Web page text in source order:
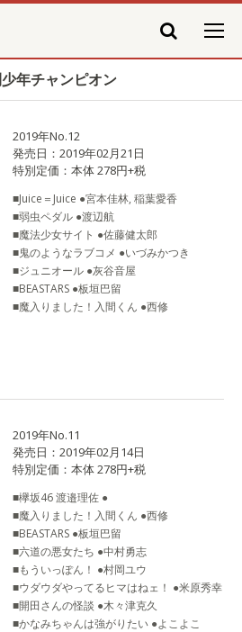
年チャンピオン
2019年No.12
発売日：2019年02月21日
特別定価：本体 278円+税
■Juice＝Juice ●宮本佳林, 稲葉愛香
■弱虫ペダル ●渡辺航
■魔法少女サイト ●佐藤健太郎
■鬼のようなラブコメ ●いづみかつき
■ジュニオール ●灰谷音屋
■BEASTARS ●板垣巴留
■魔入りました！入間くん ●西修
2019年No.11
発売日：2019年02月14日
特別定価：本体 278円+税
■欅坂46 渡邉理佐 ●
■魔入りました！入間くん ●西修
■BEASTARS ●板垣巴留
■六道の悪女たち ●中村勇志
■もういっぽん！ ●村岡ユウ
■ウダウダやってるヒマはねェ！ ●米原秀幸
■開田さんの怪談 ●木々津克久
■かなみちゃんは強がりたい ●よこよこ